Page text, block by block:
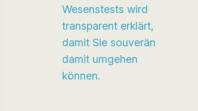
Wesenstests wird
transparent erklärt,
damit Sie souverän
damit umgehen
können.